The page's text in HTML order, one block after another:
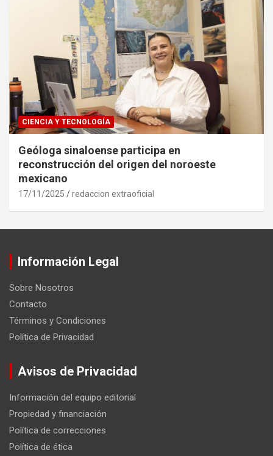
CIENCIA Y TECNOLOGÍA
Geóloga sinaloense participa en
reconstrucción del origen del noroeste
mexicano
17/11/2025 redaccion extraoficial
Información Legal
Sobre Nosotros
Contacto
Términos y Condiciones
Política de Privacidad
Avisos de Privacidad
Información del equipo editorial
Propiedad y financiación
Política de correcciones
Política de ética